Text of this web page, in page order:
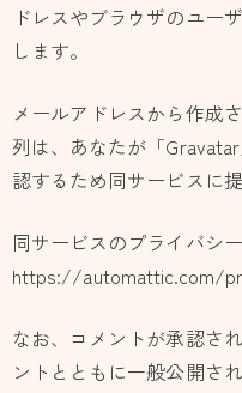
ドレスやブラウザのユー
します。
メールアドレスから作成
列は、あなたが「
認するため同サービスに
同サービスのプライバシ
https://automattic.com/
なお、コメントが承認さ
ントとともに一般公開され